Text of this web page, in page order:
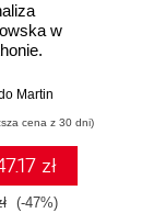
w
po
III
Martin
cena z 30 dni)
zł
(-47%)